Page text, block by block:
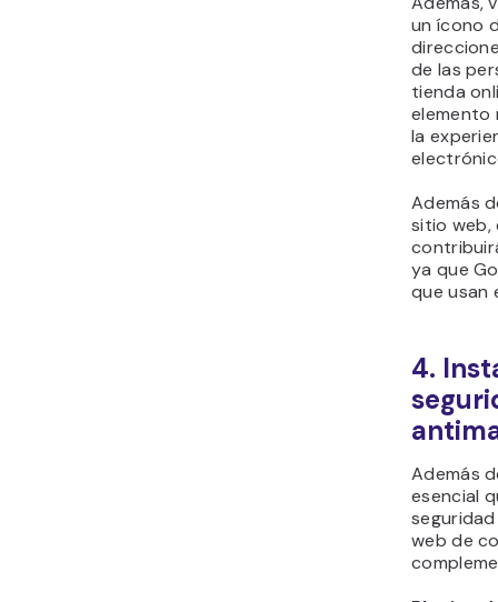
un ícono
de las
tienda
elemento
la
Además
sitio
ya que
que usan
4.
Además
esencial
web de